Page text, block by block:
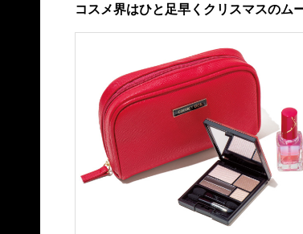
コスメ界はひと足早くクリスマスのム